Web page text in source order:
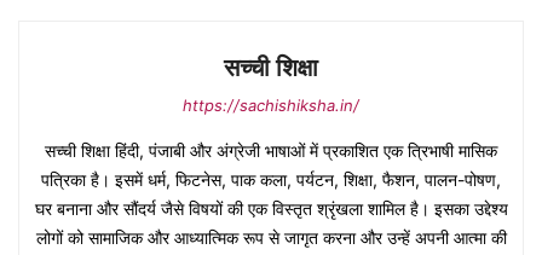
सच्ची शिक्षा
https://sachishiksha.in/
सच्ची शिक्षा हिंदी, पंजाबी और अंग्रेजी भाषाओं में प्रकाशित एक त्रिभाषी मासिक
पत्रिका है। इसमें धर्म, फिटनेस, पाक कला, पर्यटन, शिक्षा, फैशन, पालन-पोषण,
घर बनाना और सौंदर्य जैसे विषयों की एक विस्तृत श्रृंखला शामिल है। इसका उद्देश्य
लोगों को सामाजिक और आध्यात्मिक रूप से जागृत करना और उन्हें अपनी आत्मा की